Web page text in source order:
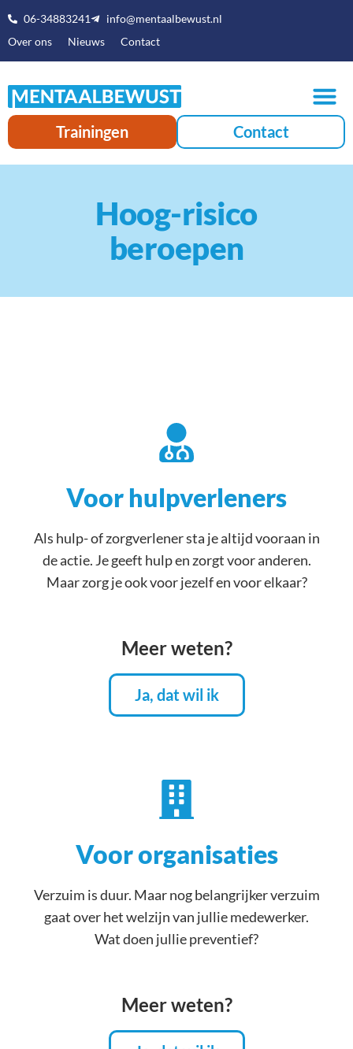
06-34883241
info@mentaalbewust.nl
Over ons
Nieuws Contact
Trainingen Contact
Hoog-risico
beroepen
Voor hulpverleners
Als hulp- of zorgverlener sta je altijd vooraan in
de actie. Je geeft hulp en zorgt voor anderen.
Maar zorg je ook voor jezelf en voor elkaar?
Meer weten?
Ja, dat wil ik
Voor organisaties
Verzuim is duur. Maar nog belangrijker verzuim
gaat over het welzijn van jullie medewerker.
Wat doen jullie preventief?
Meer weten?